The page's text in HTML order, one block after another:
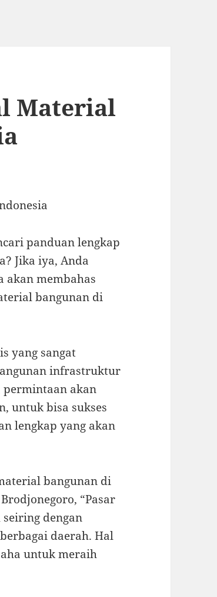
Material
panduan lengkap
Jika iya, Anda
membahas
bangunan di
yang sangat
infrastruktur
permintaan akan
untuk bisa sukses
lengkap yang akan
bangunan di
“Pasar
dengan
daerah. Hal
untuk meraih